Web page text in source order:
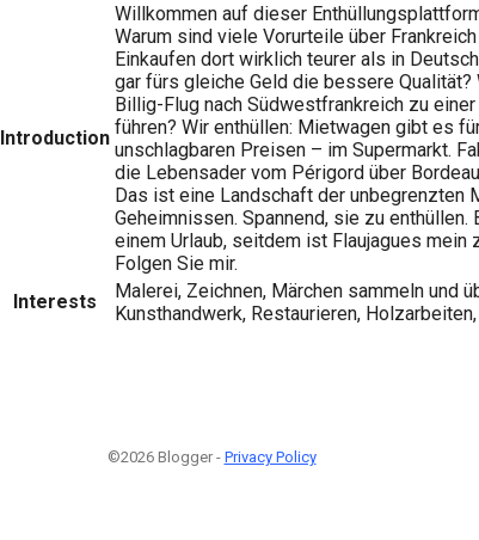
Introduction
Willkommen auf dieser
Warum sind viele Vorurteile über
Einkaufen dort wirklich teurer als in
gar fürs gleiche Geld die bessere
Billig-Flug nach Südwestfrankreich zu
führen? Wir enthüllen: Mietwagen gibt es
unschlagbaren Preisen – im Supermarkt.
die Lebensader vom Périgord über
Das ist eine Landschaft der unbegrenzten
Geheimnissen. Spannend, sie zu
einem Urlaub, seitdem ist Flaujagues mein
Folgen Sie mir.
Interests
Malerei, Zeichnen, Märchen sammeln und
Kunsthandwerk, Restaurieren,
©2026 Blogger - Privacy Policy